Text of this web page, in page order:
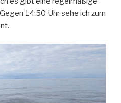
14:50 Uhr sehe ich zum